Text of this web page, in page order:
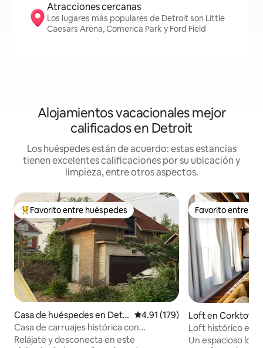
Atracciones cercanas
Los lugares más populares de Detroit son Little
Caesars Arena, Comerica Park y Ford Field
Alojamientos vacacionales mejor
calificados en Detroit
Los huéspedes están de acuerdo: estas estancias
tienen excelentes calificaciones por su ubicación y
limpieza, entre otros aspectos.
De los mejores en Favorito entre huéspedes
Favorito entre huéspedes
Casa de huéspedes en Detr
oit
Calificación promedio: 4.91 de
4.91 (179)
Casa de carruajes histórica con
aparcamiento cerrado y patio
Relájate y desconecta en este
Favorito entre
Favorito entre
Loft en Corktown
Loft histórico en
Stadium
Un espacioso loft